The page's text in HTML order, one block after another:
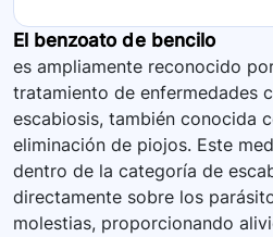
El benzoato de bencilo
es ampliamente reconocido
tratamiento de enfermedades
escabiosis, también conocida
eliminación de piojos. Este
dentro de la categoría de
directamente sobre los
molestias, proporcionando